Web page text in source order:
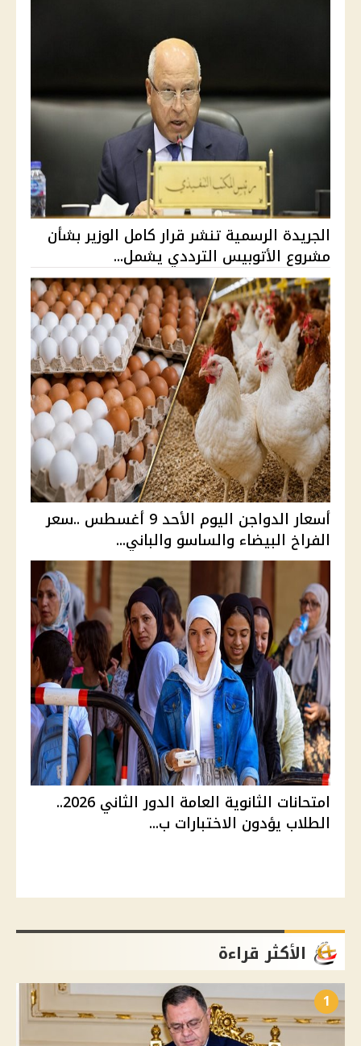
الجريدة الرسمية تنشر قرار كامل الوزير بشأن
مشروع الأتوبيس الترددي يشمل...
أسعار الدواجن اليوم الأحد 9 أغسطس ..سعر
الفراخ البيضاء والساسو والباني...
امتحانات الثانوية العامة الدور الثاني 2026..
الطلاب يؤدون الاختبارات ب...
الأكثر قراءة
1